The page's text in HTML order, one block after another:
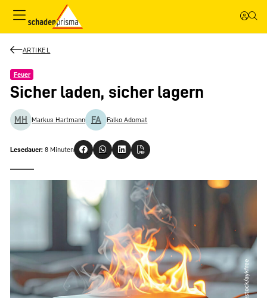
ARTIKEL
Feuer
Sicher laden, sicher lagern
MH Markus Hartmann FA Falko Adomat
Lesedauer: 8 Minuten